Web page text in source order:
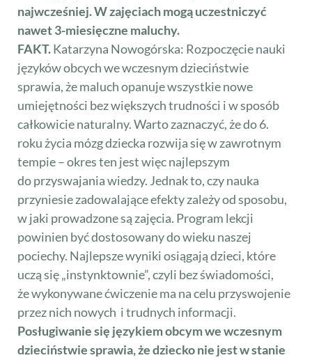
najwcześniej. W zajęciach mogą uczestniczyć
nawet 3-miesięczne maluchy.
FAKT.Katarzyna Nowogórska: Rozpoczęcie nauki
języków obcych we wczesnym dzieciństwie
sprawia, że maluch opanuje wszystkie nowe
umiejętności bez większych trudności i w sposób
całkowicie naturalny. Warto zaznaczyć, że do 6.
roku życia mózg dziecka rozwija się w zawrotnym
tempie – okres ten jest więc najlepszym
do przyswajania wiedzy. Jednak to, czy nauka
przyniesie zadowalające efekty zależy od sposobu,
w jaki prowadzone są zajęcia. Program lekcji
powinien być dostosowany do wieku naszej
pociechy. Najlepsze wyniki osiągają dzieci, które
uczą się „instynktownie”, czyli bez świadomości,
że wykonywane ćwiczenie ma na celu przyswojenie
przez nich nowych i trudnych informacji.
Posługiwanie się językiem obcym we wczesnym
dzieciństwie sprawia, że dziecko nie jest w stanie